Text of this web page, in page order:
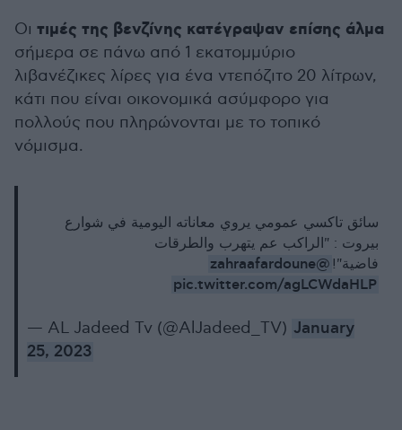
Οι τιμές της βενζίνης κατέγραψαν επίσης άλμα
σήμερα σε πάνω από 1 εκατομμύριο
λιβανέζικες λίρες για ένα ντεπόζιτο 20 λίτρων,
κάτι που είναι οικονομικά ασύμφορο για
πολλούς που πληρώνονται με το τοπικό
νόμισμα.
سائق تاكسي عمومي يروي معاناته اليومية في شوارع
بيروت : "الراكب عم يتهرب والطرقات
فاضية"! @zahraafardoune
pic.twitter.com/agLCWdaHLP
— AL Jadeed Tv (@AlJadeed_TV) January
25, 2023